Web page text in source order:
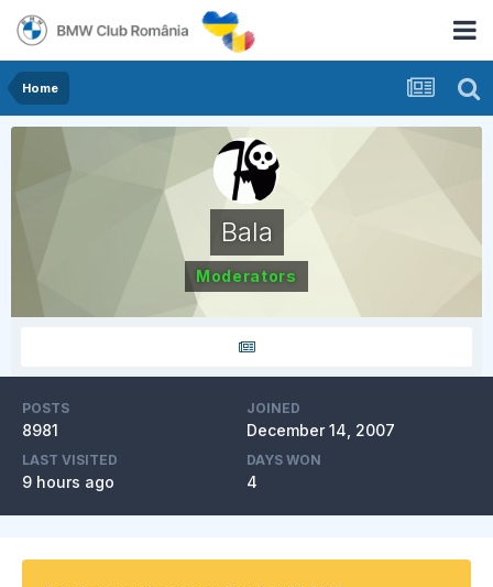
Home
Bala
Moderators
POSTS
8981
JOINED
December 14, 2007
LAST VISITED
9 hours ago
DAYS WON
4